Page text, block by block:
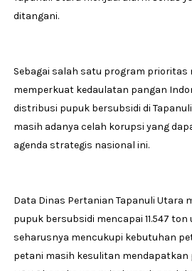
ditangani.
Sebagai salah satu program prioritas
memperkuat kedaulatan pangan
distribusi pupuk bersubsidi di
masih adanya celah korupsi yang
agenda strategis nasional ini.
Data Dinas Pertanian Tapanuli Utara
pupuk bersubsidi mencapai 11.547
seharusnya mencukupi kebutuhan
petani masih kesulitan mendapatkan